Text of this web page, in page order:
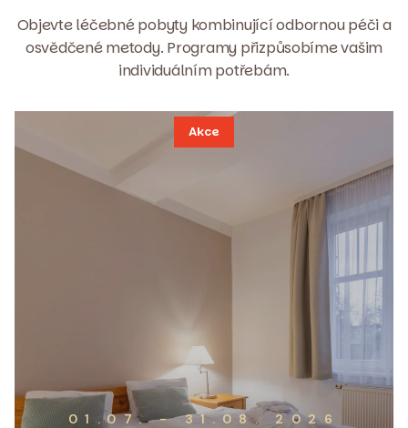
Objevte léčebné pobyty kombinující odbornou péči a
osvědčené metody. Programy přizpůsobíme vašim
individuálním potřebám.
Akce
01.07. - 31.08. 2026